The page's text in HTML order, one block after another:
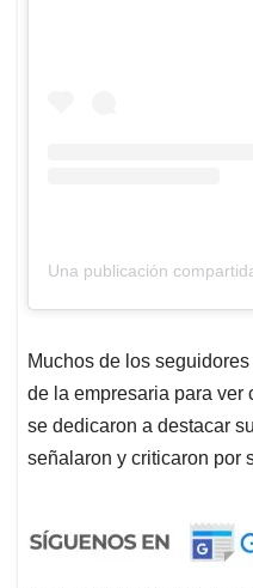
Una publicación
Muchos de los
de la empresaria para ver
se dedicaron a destacar
señalaron y criticaron por